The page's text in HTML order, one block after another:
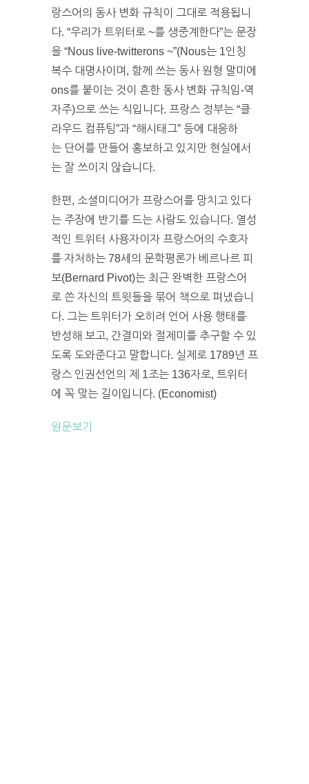
랑스어의 동사 변화 규칙이 그대로 적용됩니
다. “우리가 트위터로 ~를 생중계한다”는 문장
을 “Nous live-twitterons ~”(Nous는 1인칭
복수 대명사이며, 함께 쓰는 동사 원형 말미에
ons를 붙이는 것이 흔한 동사 변화 규칙임-역
자주)으로 쓰는 식입니다. 프랑스 정부는 “클
라우드 컴퓨팅”과 “해시태그” 등에 대응하
는 단어를 만들어 홍보하고 있지만 현실에서
는 잘 쓰이지 않습니다.
한편, 소셜미디어가 프랑스어를 망치고 있다
는 주장에 반기를 드는 사람도 있습니다. 열성
적인 트위터 사용자이자 프랑스어의 수호자
를 자처하는 78세의 문학평론가 베르나르 피
보(Bernard Pivot)는 최근 완벽한 프랑스어
로 쓴 자신의 트윗들을 묶어 책으로 펴냈습니
다. 그는 트위터가 오히려 언어 사용 행태를
반성해 보고, 간결미와 절제미를 추구할 수 있
도록 도와준다고 말합니다. 실제로 1789년 프
랑스 인권선언의 제 1조는 136자로, 트위터
에 꼭 맞는 길이입니다. (Economist)
원문보기